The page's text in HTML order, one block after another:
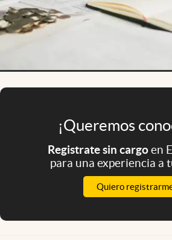
El Cronista Studio
Mediakit
¡Queremos
Registrate sin cargoen
para una experiencia a
Quiero